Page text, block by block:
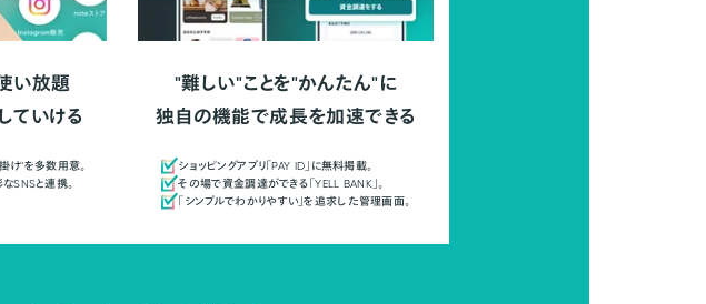
い放題
ていける
け"を多数用意。
SNSと連携。
"難しい"ことを"かんたん"に
独自の機能で成長を加速できる
ショッピングアプリ「PAY ID」に無料掲載。
その場で資金調達ができる「YELL BANK」。
「シンプルでわかりやすい」を追求した管理画面。